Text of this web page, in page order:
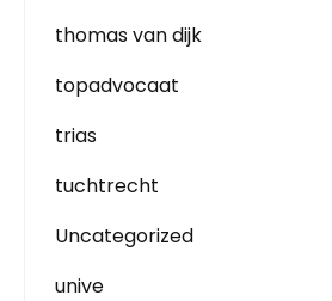
thomas van dijk
topadvocaat
trias
tuchtrecht
Uncategorized
unive